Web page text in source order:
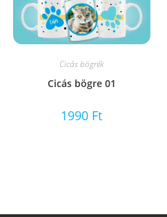
Cicás bögrék
Cicás bögre 01
1990 Ft